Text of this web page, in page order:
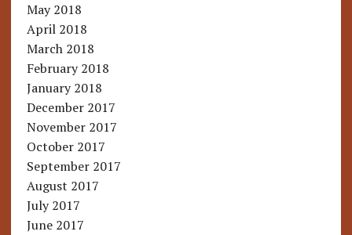
May 2018
April 2018
March 2018
February 2018
January 2018
December 2017
November 2017
October 2017
September 2017
August 2017
July 2017
June 2017